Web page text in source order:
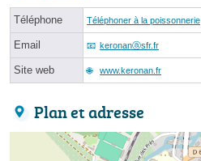
Téléphone Téléphoner à la poissonnerie
Email keronanⓐsfr.fr
Site web www.keronan.fr
Plan et adresse